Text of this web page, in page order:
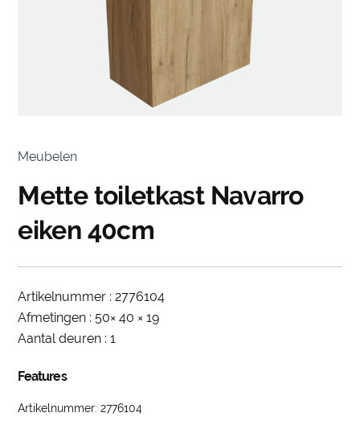
Meubelen
Mette toiletkast Navarro
eiken 40cm
Artikelnummer : 2776104
Afmetingen : 50× 40 × 19
Aantal deuren : 1
Features
Artikelnummer: 2776104